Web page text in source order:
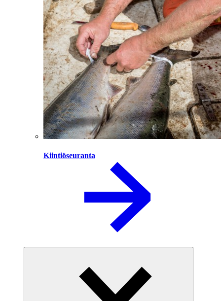
Kiintiöseuranta